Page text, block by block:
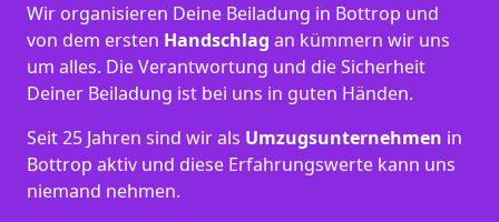
Wir organisieren Deine Beiladung in Bottrop und
von dem ersten Handschlag an kümmern wir uns
um alles. Die Verantwortung und die Sicherheit
Deiner Beiladung ist bei uns in guten Händen.
Seit 25 Jahren sind wir als Umzugsunternehmen in
Bottrop aktiv und diese Erfahrungswerte kann uns
niemand nehmen.